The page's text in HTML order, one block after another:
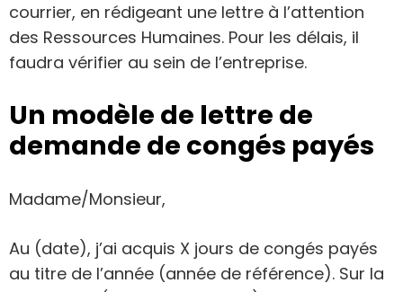
courrier, en rédigeant une lettre à l’attention
des Ressources Humaines. Pour les délais, il
faudra vérifier au sein de l’entreprise.
Un modèle de lettre de
demande de congés payés
Madame/Monsieur,
Au (date), j’ai acquis X jours de congés payés
au titre de l’année (année de référence). Sur la